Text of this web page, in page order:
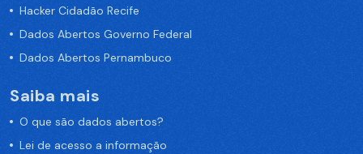
Hacker Cidadão Recife
Dados Abertos Governo Federal
Dados Abertos Pernambuco
Saiba mais
O que são dados abertos?
Lei de acesso a informação